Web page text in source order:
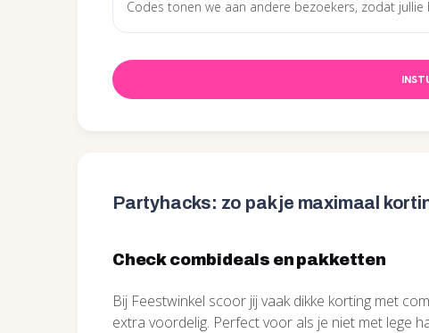
Partyhacks: zo pak je maximaal
Check combideals en pakketten
Bij Feestwinkel scoor jij vaak dikke korting met
extra voordelig. Perfect voor als je niet met lege